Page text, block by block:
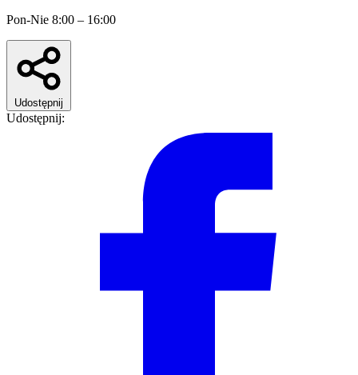
Pon-Nie 8:00 – 16:00
Udostępnij
Udostępnij: